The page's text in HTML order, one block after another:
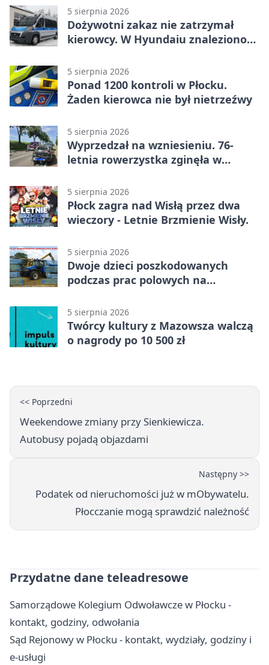
5 sierpnia 2026
Dożywotni zakaz nie zatrzymał
kierowcy. W Hyundaiu znaleziono
5 sierpnia 2026
Ponad 1200 kontroli w Płocku.
Żaden kierowca nie był nietrzeźwy
5 sierpnia 2026
Wyprzedzał na wzniesieniu. 76-
letnia rowerzystka zginęła w
5 sierpnia 2026
Płock zagra nad Wisłą przez dwa
wieczory - Letnie Brzmienie Wisły.
5 sierpnia 2026
Dwoje dzieci poszkodowanych
podczas prac polowych na
5 sierpnia 2026
Twórcy kultury z Mazowsza walczą
o nagrody po 10 500 zł
<< Poprzedni
Weekendowe zmiany przy Sienkiewicza.
Autobusy pojadą objazdami
Następny >>
Podatek od nieruchomości już w mObywatelu.
Płocczanie mogą sprawdzić należność
Przydatne dane teleadresowe
Samorządowe Kolegium Odwoławcze w Płocku -
kontakt, godziny, odwołania
Sąd Rejonowy w Płocku - kontakt, wydziały, godziny i
e-usługi